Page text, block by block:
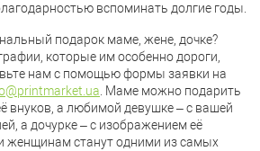
вспоминать долгие годы.
подарок маме, жене, дочке?
которые им особенно дороги,
нам с помощью формы заявки на
. Маме можно подарить
внуков, а любимой девушке – с вашей
а дочурке – с изображением её
женщинам станут одними из самых